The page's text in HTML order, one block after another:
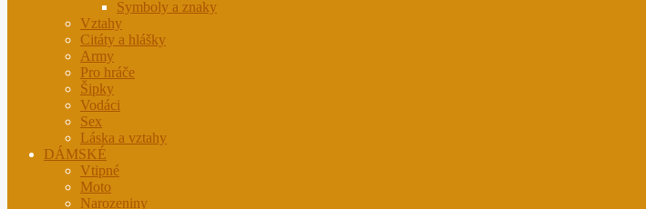
Symboly a znaky
Vztahy
Citáty a hlášky
Army
Pro hráče
Šipky
Vodáci
Sex
Láska a vztahy
DÁMSKÉ
Vtipné
Moto
Narozeniny